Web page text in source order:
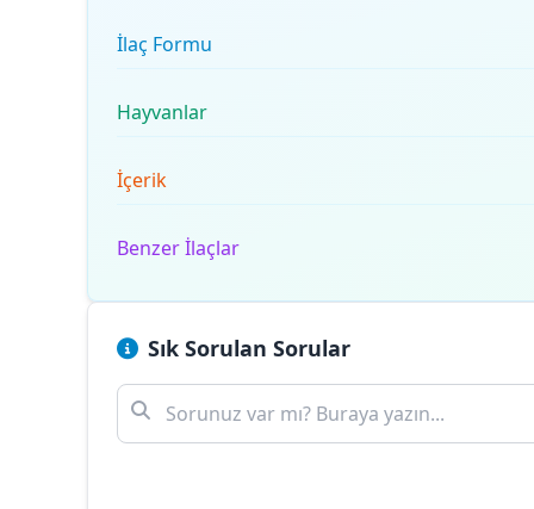
İlaç Formu
Hayvanlar
İçerik
Benzer İlaçlar
Sık Sorulan Sorular